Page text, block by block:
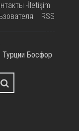
-İletişim
RSS
Турции Босфор